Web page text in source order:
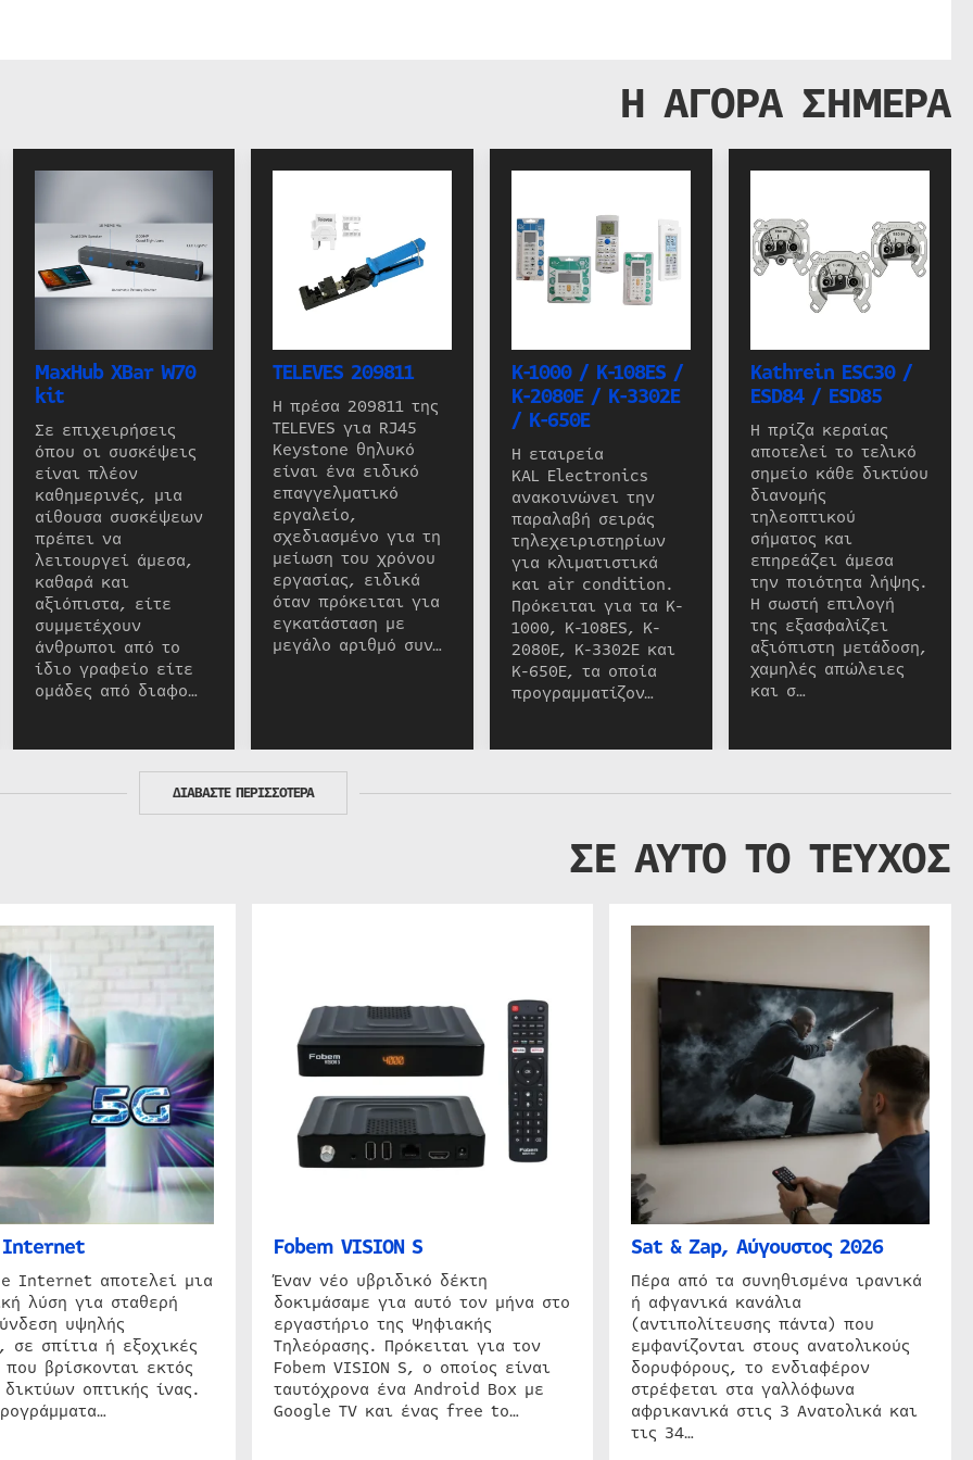
Η ΑΓΟΡΑ ΣΗΜΕΡΑ
MaxHub XBar W70
kit
Σε επιχειρήσεις
όπου οι συσκέψεις
είναι πλέον
καθημερινές, μια
αίθουσα συσκέψεων
πρέπει να
λειτουργεί άμεσα,
καθαρά και
αξιόπιστα, είτε
συμμετέχουν
άνθρωποι από το
ίδιο γραφείο είτε
ομάδες από διαφο…
TELEVES 209811
Η πρέσα 209811 της
TELEVES για RJ45
Keystone θηλυκό
είναι ένα ειδικό
επαγγελματικό
εργαλείο,
σχεδιασμένο για τη
μείωση του χρόνου
εργασίας, ειδικά
όταν πρόκειται για
εγκατάσταση με
μεγάλο αριθμό συν…
K-1000 / K-108ES /
K-2080E / K-3302E
/ K-650E
Η εταιρεία
KAL Electronics
ανακοινώνει την
παραλαβή σειράς
τηλεχειριστηρίων
για κλιματιστικά
και air condition.
Πρόκειται για τα K-
1000, K-108ES, K-
2080E, K-3302E και
K-650E, τα οποία
προγραμματίζον…
Kathrein ESC30 /
ESD84 / ESD85
Η πρίζα κεραίας
αποτελεί το τελικό
σημείο κάθε δικτύου
διανομής
τηλεοπτικού
σήματος και
επηρεάζει άμεσα
την ποιότητα λήψης.
Η σωστή επιλογή
της εξασφαλίζει
αξιόπιστη μετάδοση,
χαμηλές απώλειες
και σ…
ΔΙΑΒΑΣΤΕ ΠΕΡΙΣΣΟΤΕΡΑ
ΣΕ ΑΥΤΟ ΤΟ ΤΕΥΧΟΣ
Internet
Internet αποτελεί μια
λύση για σταθερή
υψηλής
σε σπίτια ή εξοχικές
που βρίσκονται εκτός
οπτικής ίνας.
Fobem VISION S
Έναν νέο υβριδικό δέκτη
δοκιμάσαμε για αυτό τον μήνα στο
εργαστήριο της Ψηφιακής
Τηλεόρασης. Πρόκειται για τον
Fobem VISION S, ο οποίος είναι
ταυτόχρονα ένα Android Box με
Google TV και ένας free to…
Sat & Zap, Αύγουστος 2026
Πέρα από τα συνηθισμένα ιρανικά
ή αφγανικά κανάλια
(αντιπολίτευσης πάντα) που
εμφανίζονται στους ανατολικούς
δορυφόρους, το ενδιαφέρον
στρέφεται στα γαλλόφωνα
αφρικανικά στις 3 Ανατολικά και
τις 34…